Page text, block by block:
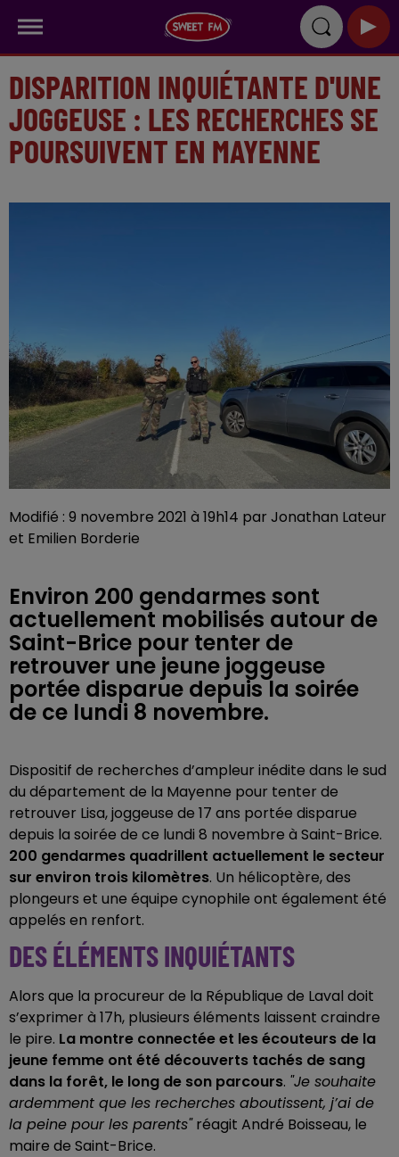
DISPARITION INQUIÉTANTE D'UNE
JOGGEUSE : LES RECHERCHES SE
POURSUIVENT EN MAYENNE
Modifié : 9 novembre 2021 à 19h14 par Jonathan Lateur
et Emilien Borderie
Environ 200 gendarmes sont
actuellement mobilisés autour de
Saint-Brice pour tenter de
retrouver une jeune joggeuse
portée disparue depuis la soirée
de ce lundi 8 novembre.
Dispositif de recherches d’ampleur inédite dans le sud
du département de la Mayenne pour tenter de
retrouver Lisa, joggeuse de 17 ans portée disparue
depuis la soirée de ce lundi 8 novembre à Saint-Brice.
200 gendarmes quadrillent actuellement le secteur
sur environ trois kilomètres. Un hélicoptère, des
plongeurs et une équipe cynophile ont également été
appelés en renfort.
DES ÉLÉMENTS INQUIÉTANTS
Alors que la procureur de la République de Laval doit
s’exprimer à 17h, plusieurs éléments laissent craindre
le pire. La montre connectée et les écouteurs de la
jeune femme ont été découverts tachés de sang
dans la forêt, le long de son parcours. "Je souhaite
ardemment que les recherches aboutissent, j’ai de
la peine pour les parents"réagit André Boisseau, le
maire de Saint-Brice.